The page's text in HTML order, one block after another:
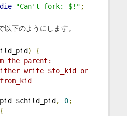
die "Can't fork: $!" ;
以下のようにします。
)
{
the parent:
write $to_kid or
, 0;
{